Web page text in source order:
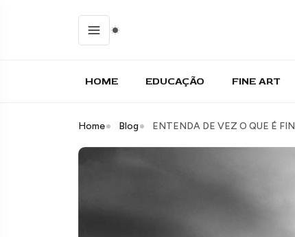
HOME EDUCAÇÃO FINE ART
Home Blog ENTENDA DE VEZ O QUE É